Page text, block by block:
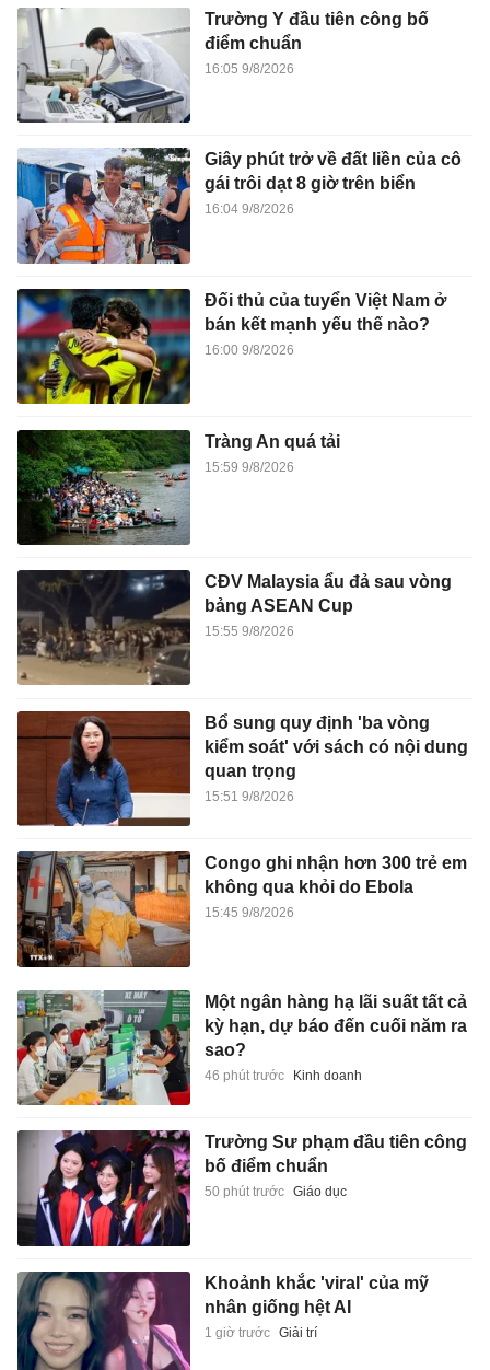
Trường Y đầu tiên công bố
điểm chuẩn
16:05 9/8/2026
Giây phút trở về đất liền của cô
gái trôi dạt 8 giờ trên biển
16:04 9/8/2026
Đối thủ của tuyển Việt Nam ở
bán kết mạnh yếu thế nào?
16:00 9/8/2026
Tràng An quá tải
15:59 9/8/2026
CĐV Malaysia ẩu đả sau vòng
bảng ASEAN Cup
15:55 9/8/2026
Bổ sung quy định 'ba vòng
kiểm soát' với sách có nội dung
quan trọng
15:51 9/8/2026
Congo ghi nhận hơn 300 trẻ em
không qua khỏi do Ebola
15:45 9/8/2026
Một ngân hàng hạ lãi suất tất cả
kỳ hạn, dự báo đến cuối năm ra
sao?
46 phút trước Kinh doanh
Trường Sư phạm đầu tiên công
bố điểm chuẩn
50 phút trước Giáo dục
Khoảnh khắc 'viral' của mỹ
nhân giống hệt AI
1 giờ trước Giải trí